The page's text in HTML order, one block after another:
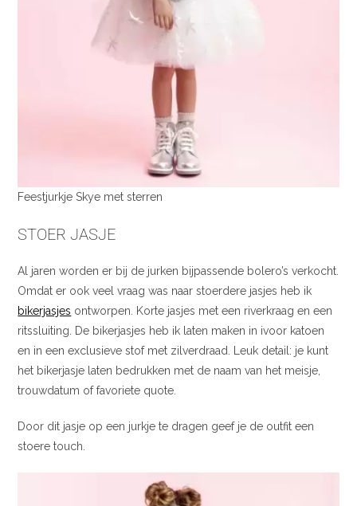
Feestjurkje Skye met sterren
STOER JASJE
Al jaren worden er bij de jurken bijpassende bolero’s verkocht.
Omdat er ook veel vraag was naar stoerdere jasjes heb ik
bikerjasjes ontworpen. Korte jasjes met een riverkraag en een
ritssluiting. De bikerjasjes heb ik laten maken in ivoor katoen
en in een exclusieve stof met zilverdraad. Leuk detail: je kunt
het bikerjasje laten bedrukken met de naam van het meisje,
trouwdatum of favoriete quote.
Door dit jasje op een jurkje te dragen geef je de outfit een
stoere touch.